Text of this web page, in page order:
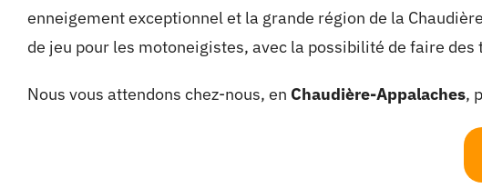
enneigement exceptionnel et la grande région de la
de jeu pour les motoneigistes, avec la possibilité de faire
Nous vous attendons chez-nous, en Chaudière-Appalaches,